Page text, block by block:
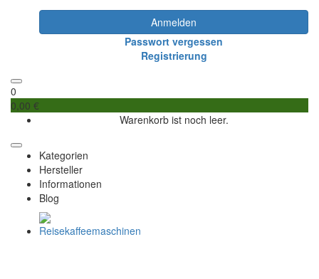
Anmelden
Passwort vergessen
Registrierung
0
0,00 €
Warenkorb ist noch leer.
Kategorien
Hersteller
Informationen
Blog